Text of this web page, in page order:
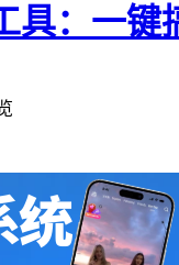
具：一键